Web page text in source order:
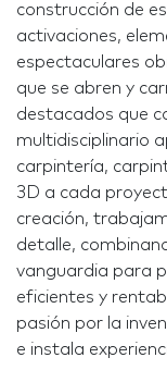
construcción de
activaciones,
espectaculares
que se abren y
destacados que
multidisciplinario
carpintería,
3D a cada
creación,
detalle,
vanguardia para
eficientes y
pasión por la
e instala